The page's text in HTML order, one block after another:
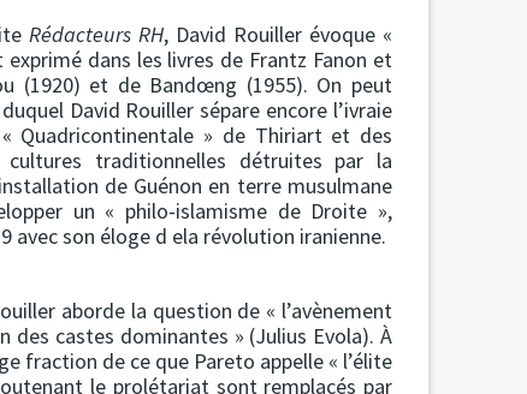
Rédacteurs RH, David Rouiller évoque «
dans les livres de Frantz Fanon et
(1920) et de Bandœng (1955). On peut
David Rouiller sépare encore l’ivraie
Quadricontinentale » de Thiriart et des
traditionnelles détruites par la
de Guénon en terre musulmane
un « philo-islamisme de Droite »,
avec son éloge d ela révolution iranienne.
aborde la question de « l’avènement
des castes dominantes » (Julius Evola). À
fraction de ce que Pareto appelle « l’élite
le prolétariat sont remplacés par